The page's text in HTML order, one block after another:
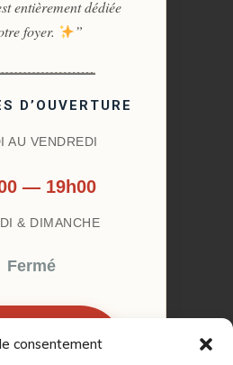
consentement
entièrement dédiée
foyer.
”
D’OUVERTURE
AU VENDREDI
— 19h00
& DIMANCHE
Fermé